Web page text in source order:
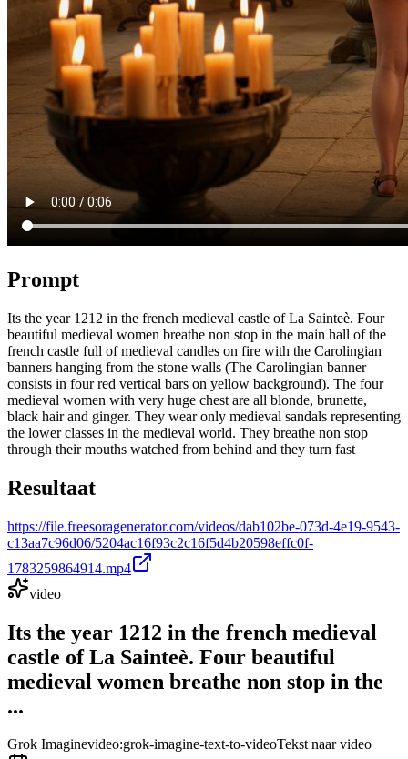
Prompt
Its the year 1212 in the french medieval castle of La Sainteè. Four
beautiful medieval women breathe non stop in the main hall of the
french castle full of medieval candles on fire with the Carolingian
banners hanging from the stone walls (The Carolingian banner
consists in four red vertical bars on yellow background). The four
medieval women with very huge chest are all blonde, brunette,
black hair and ginger. They wear only medieval sandals representing
the lower classes in the medieval world. They breathe non stop
through their mouths watched from behind and they turn fast
Resultaat
https://file.freesoragenerator.com/videos/dab102be-073d-4e19-9543-
c13aa7c96d06/5204ac16f93c2c16f5d4b20598effc0f-
1783259864914.mp4
video
Its the year 1212 in the french medieval
castle of La Sainteè. Four beautiful
medieval women breathe non stop in the
...
Grok Imaginevideo:grok-imagine-text-to-videoTekst naar video